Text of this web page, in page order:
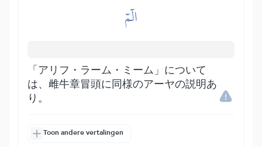
الٓمٓ
「アリフ・ラーム・ミーム」について
は、雌牛章冒頭に同様のアーヤの説明あ
り。
Toon andere vertalingen